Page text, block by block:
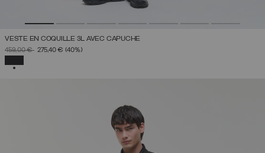
VESTE EN COQUILLE 3L AVEC CAPUCHE
PRIX RÉDUIT DE
459,00 €À275,40 € (40%)